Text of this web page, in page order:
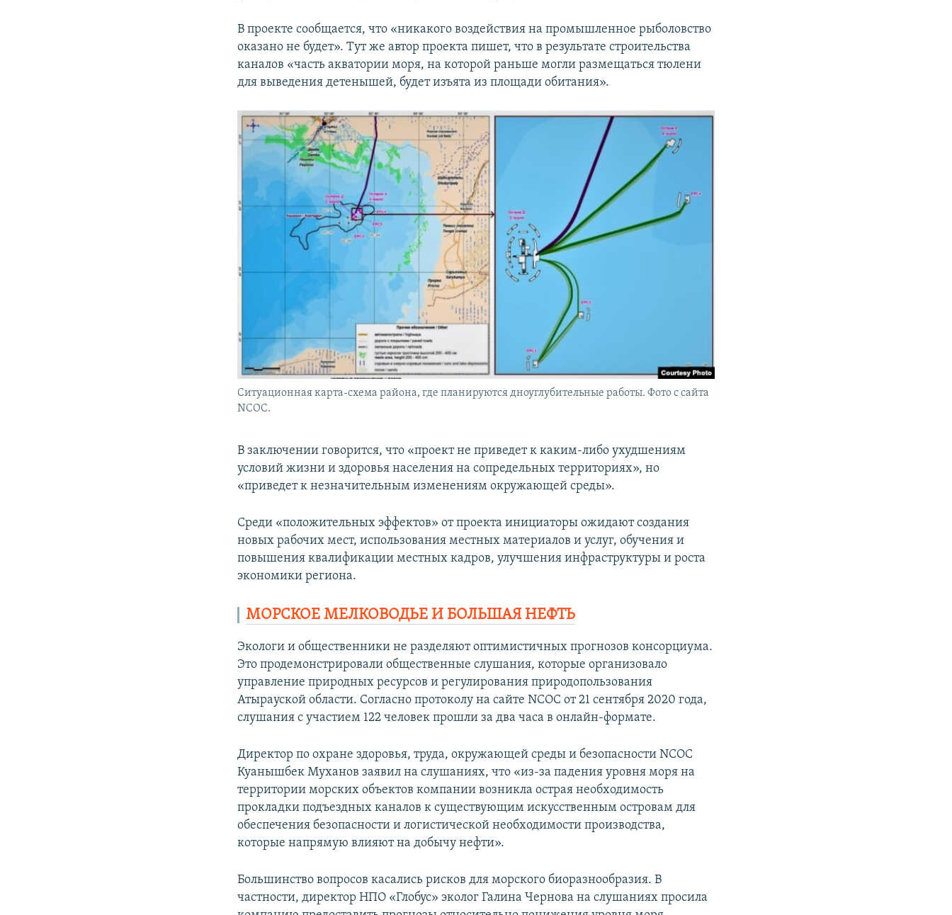
В проекте сообщается, что «никакого воздействия на промышленное рыболовство
оказано не будет». Тут же автор проекта пишет, что в результате строительства
каналов «часть акватории моря, на которой раньше могли размещаться тюлени
для выведения детенышей, будет изъята из площади обитания».
Ситуационная карта-схема района, где планируются дноуглубительные работы. Фото с сайта
NCOC.
В заключении говорится, что «проект не приведет к каким-либо ухудшениям
условий жизни и здоровья населения на сопредельных территориях», но
«приведет к незначительным изменениям окружающей среды».
Среди «положительных эффектов» от проекта инициаторы ожидают создания
новых рабочих мест, использования местных материалов и услуг, обучения и
повышения квалификации местных кадров, улучшения инфраструктуры и роста
экономики региона.
МОРСКОЕ МЕЛКОВОДЬЕ И БОЛЬШАЯ НЕФТЬ
Экологи и общественники не разделяют оптимистичных прогнозов консорциума.
Это продемонстрировали общественные слушания, которые организовало
управление природных ресурсов и регулирования природопользования
Атырауской области. Согласно протоколу на сайте NCOC от 21 сентября 2020 года,
слушания с участием 122 человек прошли за два часа в онлайн-формате.
Директор по охране здоровья, труда, окружающей среды и безопасности NCOC
Куанышбек Муханов заявил на слушаниях, что «из-за падения уровня моря на
территории морских объектов компании возникла острая необходимость
прокладки подъездных каналов к существующим искусственным островам для
обеспечения безопасности и логистической необходимости производства,
которые напрямую влияют на добычу нефти».
Большинство вопросов касались рисков для морского биоразнообразия. В
частности, директор НПО «Глобус» эколог Галина Чернова на слушаниях просила